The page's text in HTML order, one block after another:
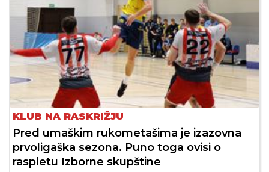
KLUB NA RASKRIŽJU
Pred umaškim rukometašima je izazovna
prvoligaška sezona. Puno toga ovisi o
raspletu Izborne skupštine